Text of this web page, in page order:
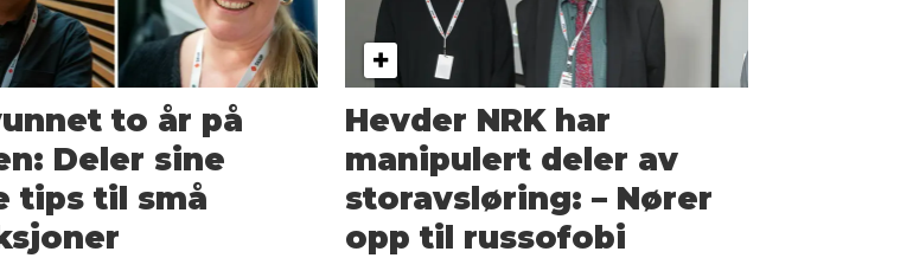
to år på
Deler sine
tips til små
Hevder NRK har
manipulert deler av
storavsløring: – Nører
opp til russofobi